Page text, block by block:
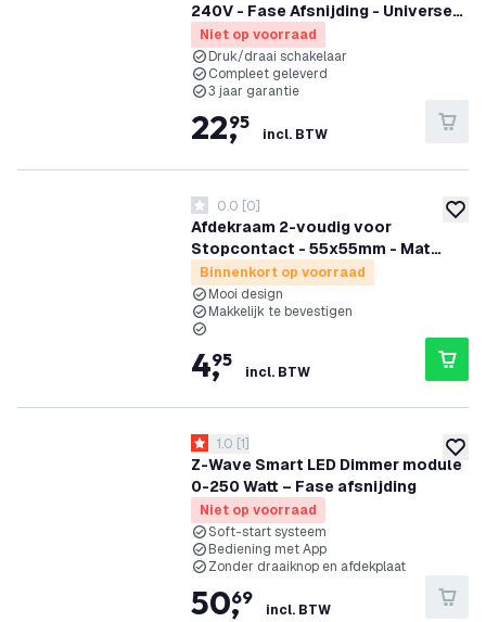
240V - Fase Afsnijding - Universeel
- Compleet
Niet op voorraad
Druk/draai schakelaar
Compleet geleverd
3 jaar garantie
22,
95
incl. BTW
Afdekraam 2-voudig voor
Stopcontact - 55x55mm - Mat
zwart
0 score sterren
0.0 [0]
Binnenkort op voorraad
Mooi design
Makkelijk te bevestigen
4,
95
incl. BTW
Z-Wave Smart LED Dimmer module
0-250 Watt – Fase afsnijding
reviews drawer openen
1 score sterren
1.0 [1]
Niet op voorraad
Soft-start systeem
Bediening met App
Zonder draaiknop en afdekplaat
50,
69
incl. BTW